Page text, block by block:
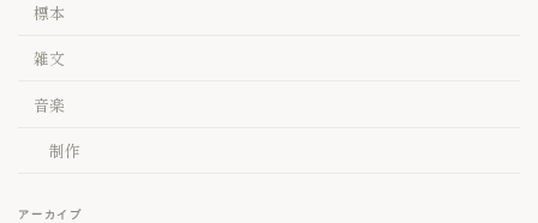
標本
雑文
音楽
制作
アーカイブ